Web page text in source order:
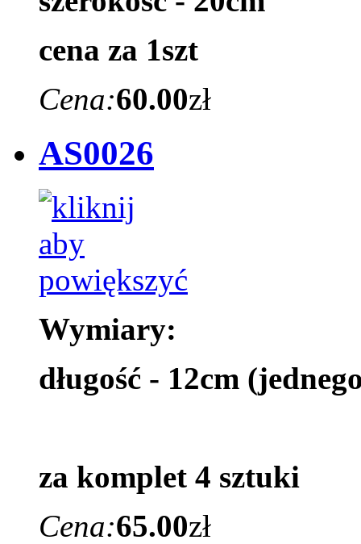
cena za 1szt
Cena:60.00zł
AS0026
Wymiary:
długość - 12cm
za komplet 4 sztuki
Cena:65.00zł